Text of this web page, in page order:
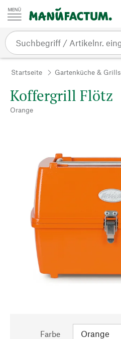
Zum Inhalt springen
Startseite Gartenküche & Grills
Koffergrill Flötz
Orange
Farbe